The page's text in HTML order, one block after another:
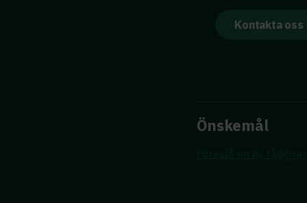
Kontakta oss
Önskemål